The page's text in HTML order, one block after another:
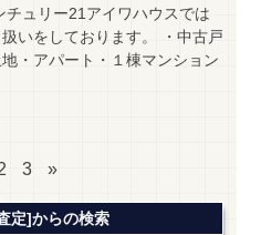
ュリー21アイワハウスでは
いをしております。 ・中古戸
・アパート・１棟マンション
3 »
定]からの検索